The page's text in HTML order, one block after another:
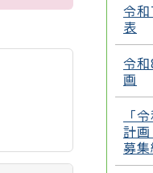
令
表
令
画
「
計
募